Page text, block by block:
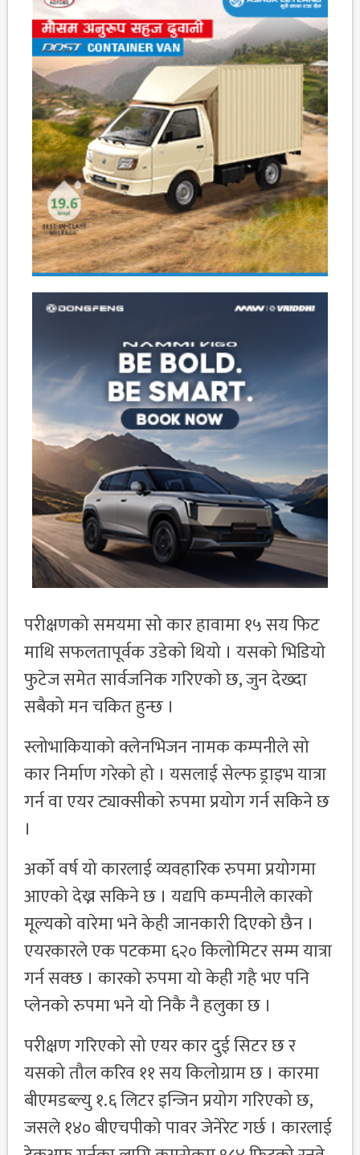
परीक्षणको समयमा सो कार हावामा १५ सय फिट
माथि सफलतापूर्वक उडेको थियो । यसको भिडियो
फुटेज समेत सार्वजनिक गरिएको छ, जुन देख्दा
सबैको मन चकित हुन्छ ।
स्लोभाकियाको क्लेनभिजन नामक कम्पनीले सो
कार निर्माण गरेको हो । यसलाई सेल्फ ड्राइभ यात्रा
गर्न वा एयर ट्याक्सीको रुपमा प्रयोग गर्न सकिने छ
।
अर्को वर्ष यो कारलाई व्यवहारिक रुपमा प्रयोगमा
आएको देख्न सकिने छ । यद्यपि कम्पनीले कारको
मूल्यको वारेमा भने केही जानकारी दिएको छैन ।
एयरकारले एक पटकमा ६२० किलोमिटर सम्म यात्रा
गर्न सक्छ । कारको रुपमा यो केही गहै भए पनि
प्लेनको रुपमा भने यो निकै नै हलुका छ ।
परीक्षण गरिएको सो एयर कार दुई सिटर छ र
यसको तौल करिव ११ सय किलोग्राम छ । कारमा
बीएमडब्ल्यु १.६ लिटर इन्जिन प्रयोग गरिएको छ,
जसले १४० बीएचपीको पावर जेनेरेट गर्छ । कारलाई